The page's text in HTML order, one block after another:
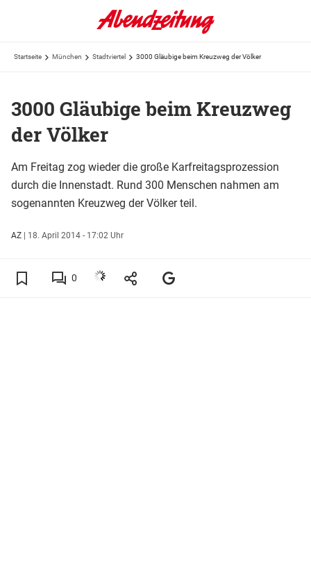
Startseite München Stadtviertel 3000 Gläubige beim Kreuzweg der Völker
3000 Gläubige beim Kreuzweg
der Völker
Am Freitag zog wieder die große Karfreitagsprozession
durch die Innenstadt. Rund 300 Menschen nahmen am
sogenannten Kreuzweg der Völker teil.
AZ | 18. April 2014 - 17:02 Uhr
0